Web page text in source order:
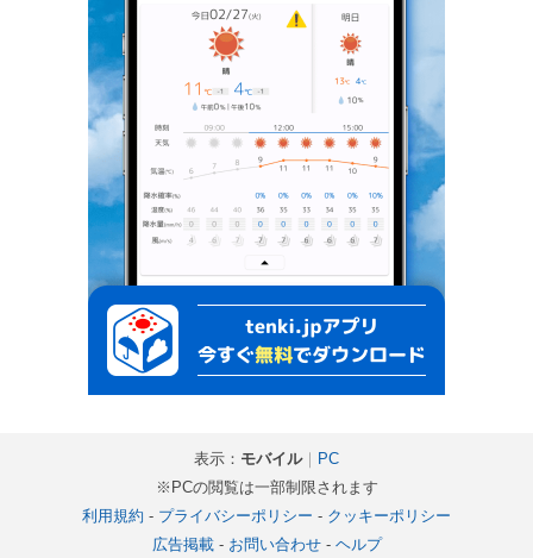
表示： モバイル｜ PC
※PCの閲覧は一部制限されます
利用規約 - プライバシーポリシー - クッキーポリシー
広告掲載- お問い合わせ- ヘルプ